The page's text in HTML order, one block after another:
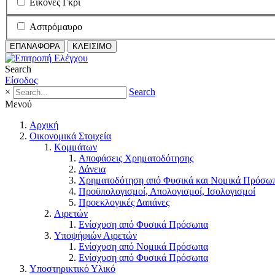
Εικόνες Γκρι
Ασπρόμαυρο
ΕΠΑΝΑΦΟΡΑ ΚΛΕΙΣΙΜΟ
Search
Είσοδος
×
Search
Μενού
Αρχική
Οικονομικά Στοιχεία
Κομμάτων
Αποφάσεις Χρηματοδότησης
Δάνεια
Χρηματοδότηση από Φυσικά και Νομικά
Προϋπολογισμοί, Απολογισμοί, Ισολογισμοί
Προεκλογικές Δαπάνες
Αιρετών
Ενίσχυση από Φυσικά Πρόσωπα
Υποψήφιών Αιρετών
Ενίσχυση από Νομικά Πρόσωπα
Ενίσχυση από Φυσικά Πρόσωπα
Υποστηρικτικό Υλικό